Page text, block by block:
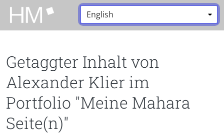
Zum Hauptinhalt zurückspringen
Sprache:
Getaggter Inhalt von
Alexander Klier im
Portfolio "Meine Mahara
Seite(n)"